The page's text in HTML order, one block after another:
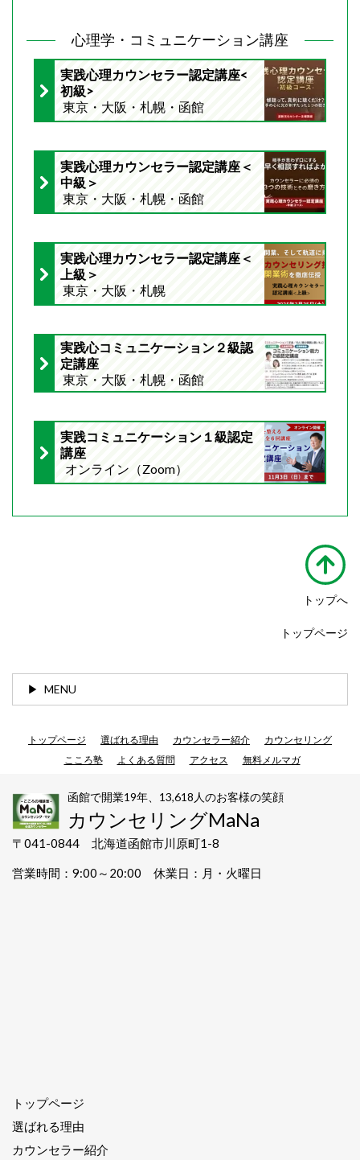
心理学・コミュニケーション講座
実践心理カウンセラー認定講座<
初級>
東京・大阪・札幌・函館
実践心理カウンセラー認定講座＜
中級＞
東京・大阪・札幌・函館
実践心理カウンセラー認定講座＜
上級＞
東京・大阪・札幌
実践心コミュニケーション２級認
定講座
東京・大阪・札幌・函館
実践コミュニケーション１級認定
講座
オンライン（Zoom）
トップへ
トップページ
MENU
トップページ 選ばれる理由 カウンセラー紹介
カウンセリング
こころ塾
よくある質問 アクセス 無料メルマガ
函館で開業19年、13,618人のお客様の笑顔
カウンセリングMaNa
〒041-0844 北海道函館市川原町1-8
営業時間：9:00～20:00 休業日：月・火曜日
トップページ
選ばれる理由
カウンセラー紹介